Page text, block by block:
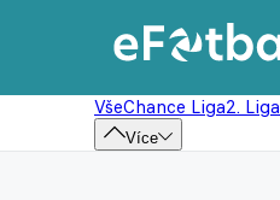
VšeChance Liga2. Liga
Více